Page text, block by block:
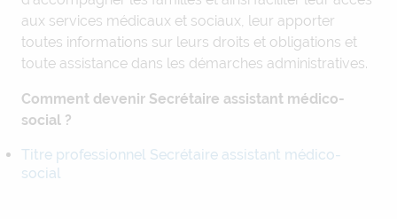
aux services médicaux et sociaux, leur apporter
toutes informations sur leurs droits et obligations et
toute assistance dans les démarches administratives.
Comment devenir Secrétaire assistant médico-
social ?
Titre professionnel Secrétaire assistant médico-
social